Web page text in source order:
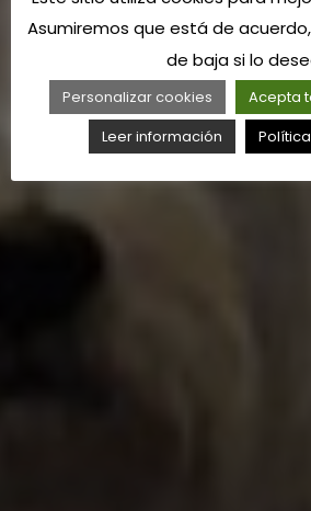
Asumiremos que está de
de baja si lo
Personalizar cookies Acepta
Leer información